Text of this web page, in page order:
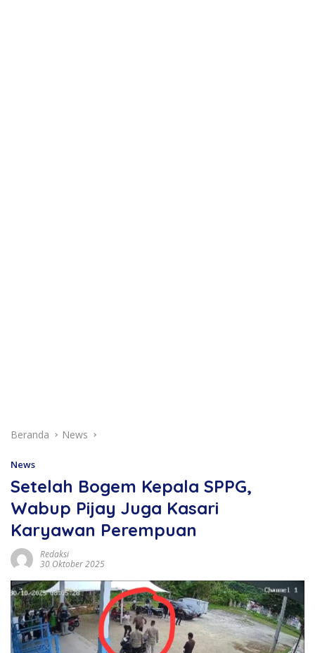
Beranda News
News
Setelah Bogem Kepala SPPG,
Wabup Pijay Juga Kasari
Karyawan Perempuan
Redaksi
30 Oktober 2025